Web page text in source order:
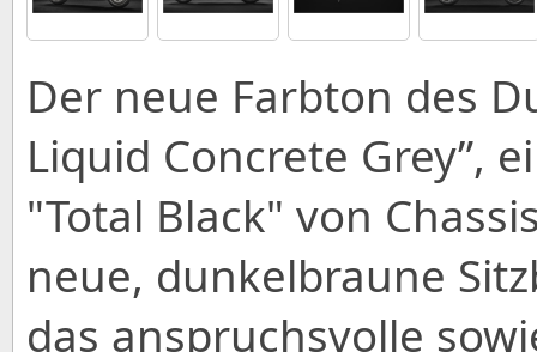
Der neue Farbton des
Liquid Concrete Grey”,
"Total Black" von
neue, dunkelbraune
das anspruchsvolle